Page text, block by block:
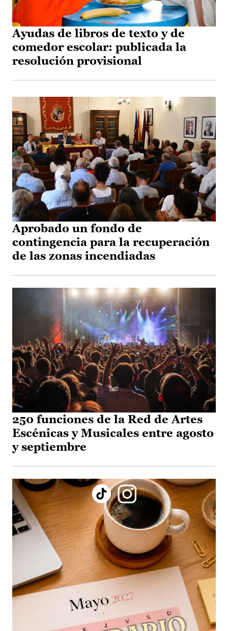
Ayudas de libros de texto y de
comedor escolar: publicada la
resolución provisional
Aprobado un fondo de
contingencia para la recuperación
de las zonas incendiadas
250 funciones de la Red de Artes
Escénicas y Musicales entre agosto
y septiembre